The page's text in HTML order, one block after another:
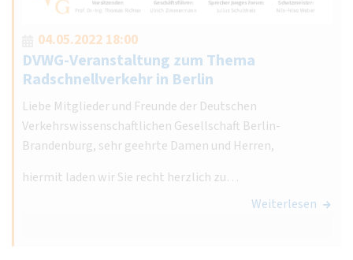
04.05.2022 18:00
DVWG-Veranstaltung zum Thema
Radschnellverkehr in Berlin
Liebe Mitglieder und Freunde der Deutschen
Verkehrswissenschaftlichen Gesellschaft Berlin-
Brandenburg, sehr geehrte Damen und Herren,
hiermit laden wir Sie recht herzlich zu…
Weiterlesen